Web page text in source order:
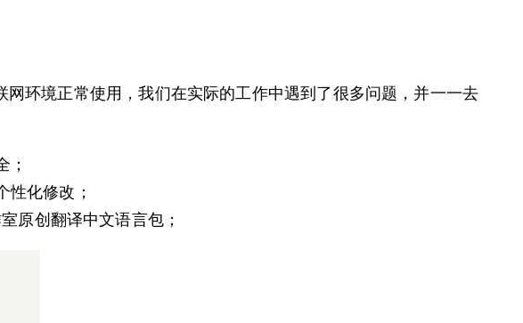
环境正常使用，我们在实际的工作中遇到了很多问题，并一一去
；
化修改；
原创翻译中文语言包；